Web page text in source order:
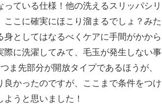
ている仕様！他の洗えるスリッパシリ
こに確実にほこり溜まるでしょ？みた
としてはなるべくケアに手間がかから
に洗濯してみて、毛玉が発生しない事
ま先部分が開放タイプであるほうが、
かったのですが、ここまで条件をつけ
うと思いました！